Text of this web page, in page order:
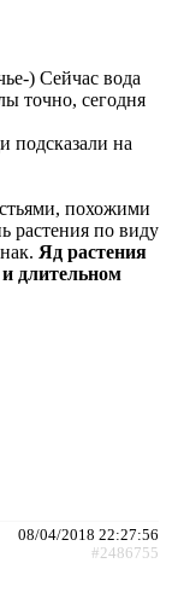
) Сейчас вода
точно, сегодня
подсказали на
похожими
растения по виду
Яд растения
длительном
08/04/2018 22:27:56
#2486755